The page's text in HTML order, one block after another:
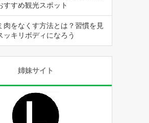
すすめ観光スポット
肉をなくす方法とは？習慣を見
ッキリボディになろう
姉妹サイト